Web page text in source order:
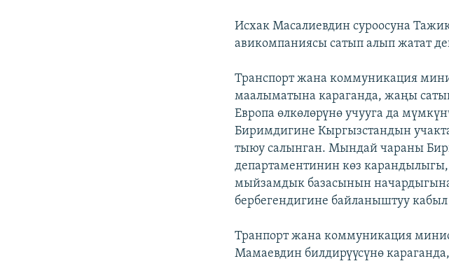
Исхак Масалиевдин суроосуна
авикомпаниясы сатып алып жатат
Транспорт жана коммуникация
маалыматына караганда, жаңы
Европа өлкөлөрүнө учууга да
Биримдигине Кыргызстандын
тыюу салынган. Мындай чараны
департаментинин көз
мыйзамдык базасынын
бербегендигине байланыштуу кабыл
Транпорт жана коммуникация
Мамаевдин билдирүүсүнө